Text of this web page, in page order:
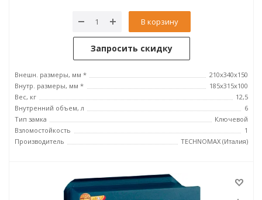
В корзину
Запросить скидку
Внешн. размеры, мм *
210x340x150
Внутр. размеры, мм *
185х315х100
Вес, кг
12,5
Внутренний объем, л
6
Тип замка
Ключевой
Взломостойкость
1
Производитель
TECHNOMAX (Италия)